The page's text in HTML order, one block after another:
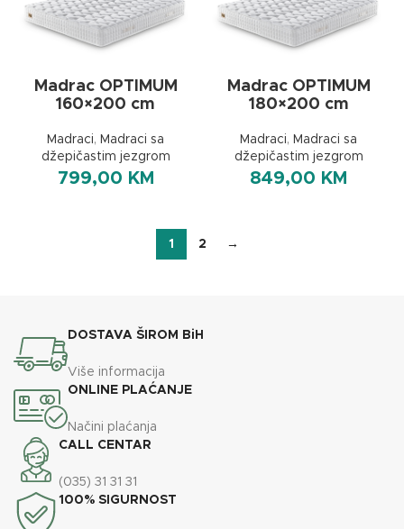
Madrac OPTIMUM
160×200 cm
Madraci, Madraci sa
džepičastim jezgrom
799,00 KM
Madrac OPTIMUM
180×200 cm
Madraci, Madraci sa
džepičastim jezgrom
849,00 KM
1 2 →
DOSTAVA ŠIROM BiH
Više informacija
ONLINE PLAĆANJE
Načini plaćanja
CALL CENTAR
(035) 31 31 31
100% SIGURNOST